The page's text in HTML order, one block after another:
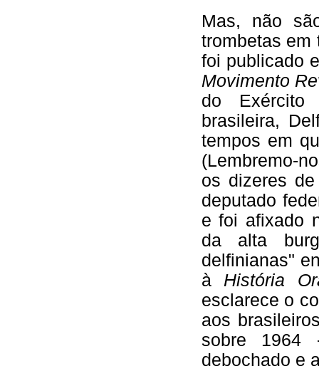
Mas, não
trombetas em
foi publicado
Movimento
do Exército
brasileira,
tempos em
(Lembremo-
os dizeres
deputado
e foi afixado
da alta
delfinianas"
à História
esclarece o
aos
sobre
debochado e